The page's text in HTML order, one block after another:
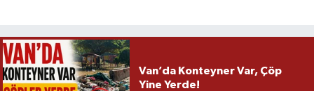
Van’da Konteyner Var, Çöp
Yine Yerde!